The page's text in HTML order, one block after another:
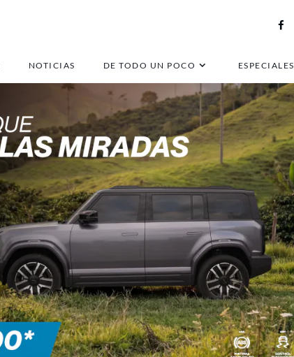
NOTICIAS DE TODO UN POCO ESPECIALES